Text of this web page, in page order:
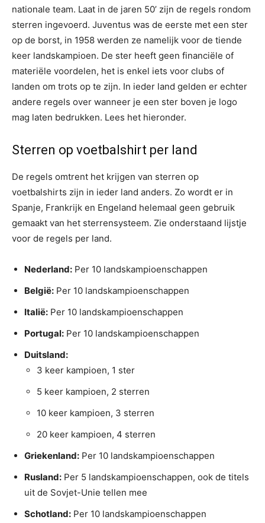
nationale team. Laat in de jaren 50’ zijn de regels rondom
sterren ingevoerd. Juventus was de eerste met een ster
op de borst, in 1958 werden ze namelijk voor de tiende
keer landskampioen. De ster heeft geen financiële of
materiële voordelen, het is enkel iets voor clubs of
landen om trots op te zijn. In ieder land gelden er echter
andere regels over wanneer je een ster boven je logo
mag laten bedrukken. Lees het hieronder.
Sterren op voetbalshirt per land
De regels omtrent het krijgen van sterren op
voetbalshirts zijn in ieder land anders. Zo wordt er in
Spanje, Frankrijk en Engeland helemaal geen gebruik
gemaakt van het sterrensysteem. Zie onderstaand lijstje
voor de regels per land.
Nederland: Per 10 landskampioenschappen
België: Per 10 landskampioenschappen
Italië: Per 10 landskampioenschappen
Portugal: Per 10 landskampioenschappen
Duitsland:
3 keer kampioen, 1 ster
5 keer kampioen, 2 sterren
10 keer kampioen, 3 sterren
20 keer kampioen, 4 sterren
Griekenland: Per 10 landskampioenschappen
Rusland: Per 5 landskampioenschappen, ook de titels
uit de Sovjet-Unie tellen mee
Schotland: Per 10 landskampioenschappen